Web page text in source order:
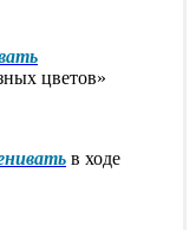
цветов»
в ходе